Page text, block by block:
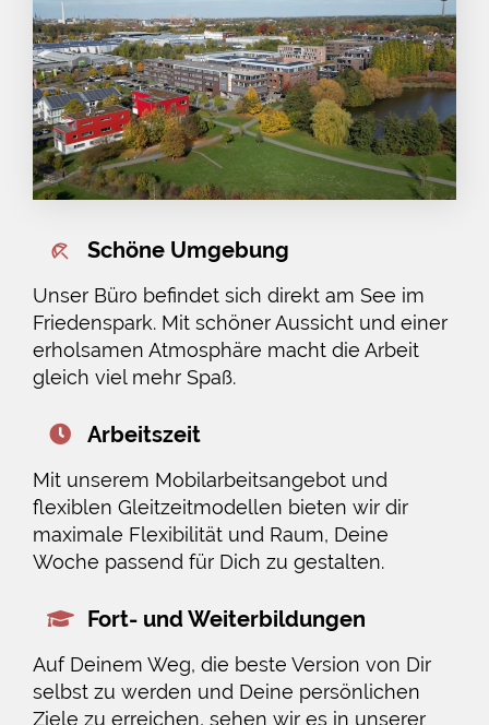
Schöne Umgebung
Unser Büro befindet sich direkt am See im
Friedenspark. Mit schöner Aussicht und einer
erholsamen Atmosphäre macht die Arbeit
gleich viel mehr Spaß.
Arbeitszeit
Mit unserem Mobilarbeitsangebot und
flexiblen Gleitzeitmodellen bieten wir dir
maximale Flexibilität und Raum, Deine
Woche passend für Dich zu gestalten.
Fort- und Weiterbildungen
Auf Deinem Weg, die beste Version von Dir
selbst zu werden und Deine persönlichen
Ziele zu erreichen, sehen wir es in unserer